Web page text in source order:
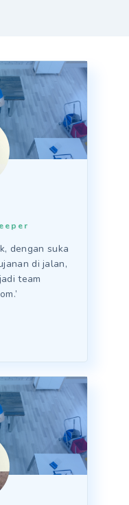
dengan suka
di jalan,
team